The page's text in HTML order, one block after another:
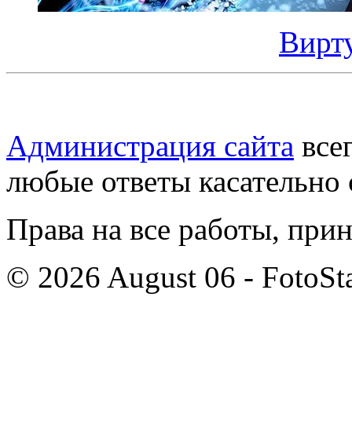
Администрация сайта
любые ответы касательно
Права на все работы,
© 2026 August 06 -